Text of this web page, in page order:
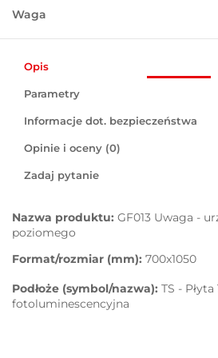
Waga
Opis
Parametry
Informacje dot. bezpieczeństwa
Opinie i oceny (0)
Zadaj pytanie
Nazwa produktu: GF013 Uwaga -
poziomego
Format/rozmiar (mm): 700x1050
Podłoże (symbol/nazwa): TS - Płyta
fotoluminescencyjna